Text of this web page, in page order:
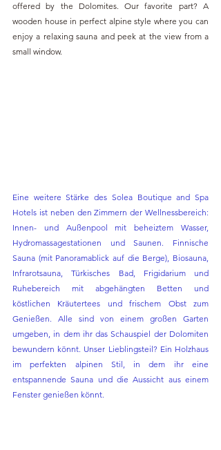
offered by the Dolomites. Our favorite part? A
wooden house in perfect alpine style where you can
enjoy a relaxing sauna and peek at the view from a
small window.
Eine weitere Stärke des Solea Boutique and Spa
Hotels ist neben den Zimmern der Wellnessbereich:
Innen- und Außenpool mit beheiztem Wasser,
Hydromassagestationen und Saunen. Finnische
Sauna (mit Panoramablick auf die Berge), Biosauna,
Infrarotsauna, Türkisches Bad, Frigidarium und
Ruhebereich mit abgehängten Betten und
köstlichen Kräutertees und frischem Obst zum
Genießen. Alle sind von einem großen Garten
umgeben, in dem ihr das Schauspiel der Dolomiten
bewundern könnt. Unser Lieblingsteil? Ein Holzhaus
im perfekten alpinen Stil, in dem ihr eine
entspannende Sauna und die Aussicht aus einem
Fenster genießen könnt.